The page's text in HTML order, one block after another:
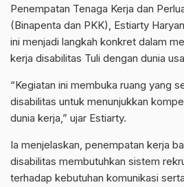
Penempatan Tenaga Kerja dan
(Binapenta dan PKK), Estiarty
ini menjadi langkah konkret dalam
kerja disabilitas Tuli dengan dunia
“Kegiatan ini membuka ruang yang
disabilitas untuk menunjukkan
dunia kerja,” ujar Estiarty.
Ia menjelaskan, penempatan kerja
disabilitas membutuhkan sistem
terhadap kebutuhan komunikasi